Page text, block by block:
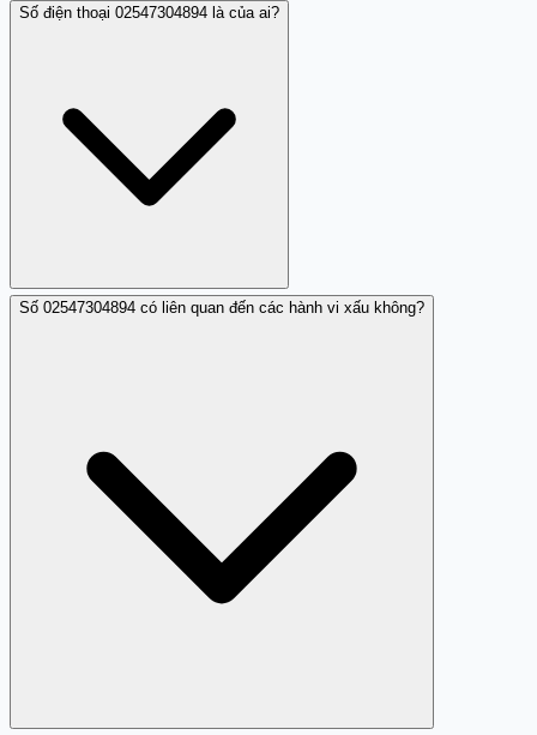
Số điện thoại 02547304894 là của ai?
Thông tin về chủ sở hữu số này vẫn chưa được xác minh.
Số 02547304894 có liên quan đến các hành vi xấu không?